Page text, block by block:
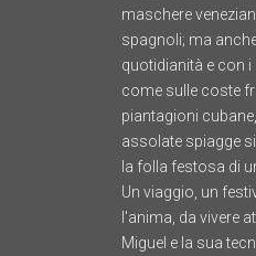
maschere
spagnoli; ma
quotidianità e con i
come sulle coste
piantagioni
assolate spiagge
la folla festosa di
Un viaggio, un
l'anima, da vivere
Miguel e la sua